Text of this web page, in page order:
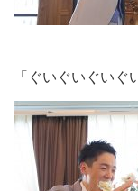
「ぐいぐいぐい